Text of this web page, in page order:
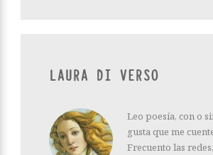
LAURA DI VERSO
Leo poesía, con o
gusta que me
Frecuento las